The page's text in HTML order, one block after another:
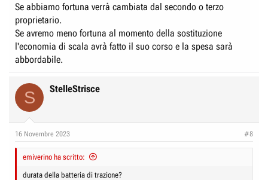
Se abbiamo fortuna verrà cambiata dal secondo o terzo
proprietario.
Se avremo meno fortuna al momento della sostituzione
l'economia di scala avrà fatto il suo corso e la spesa sarà
abbordabile.
S StelleStrisce
16 Novembre 2023 #8
emiverino ha scritto:
durata della batteria di trazione?